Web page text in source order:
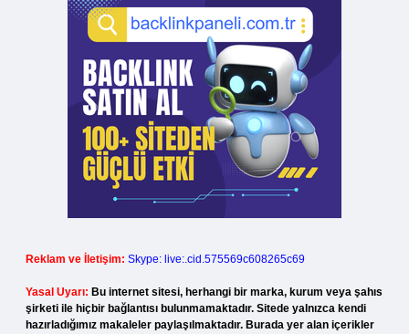
Reklam ve İletişim: Skype: live:.cid.575569c608265c69
Yasal Uyarı: Bu internet sitesi, herhangi bir marka, kurum veya şahıs
şirketi ile hiçbir bağlantısı bulunmamaktadır. Sitede yalnızca kendi
hazırladığımız makaleler paylaşılmaktadır. Burada yer alan içerikler